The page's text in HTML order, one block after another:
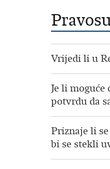
Vrijedi li u
Je li
potvrdu da
Priznaje li
bi se stekli